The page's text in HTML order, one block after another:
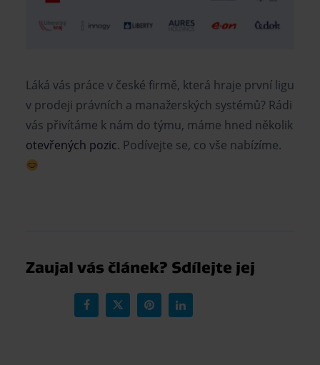
Láká vás práce v české firmě, která hraje první ligu
v prodeji právních a manažerských systémů? Rádi
vás přivítáme k nám do týmu, máme hned několik
otevřených pozic. Podívejte se, co vše nabízíme.